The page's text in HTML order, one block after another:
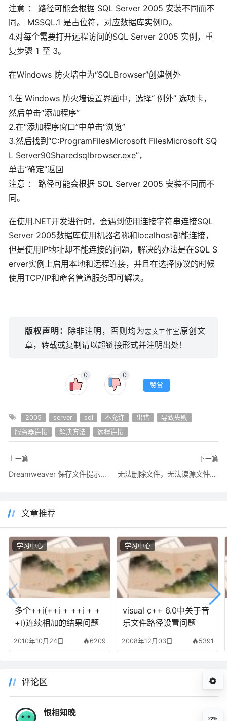
注意 ： 路径可能会根据 SQL Server 2005 安装不同而不
同。 MSSQL.1 是占位符，对应数据库实例ID。
4.对每个需要打开远程访问的SQL Server 2005 实例，重
复步骤 1 至 3。
在Windows 防火墙中为“SQLBrowser”创建例外
1.在 Windows 防火墙设置界面中，选择“ 例外” 选项卡，
然后单击“添加程序”
2.在“添加程序窗口”中单击“浏览”
3.然后找到“C:ProgramFilesMicrosoft FilesMicrosoft SQ
L Server90Sharedsqlbrowser.exe”，
单击“确定”返回
注意 ： 路径可能会根据 SQL Server 2005 安装不同而不
同。
在使用.NET开发进行时，会遇到使用连接字符串连接SQL
Server 2005数据库使用机器名称和localhost都能连接，
但是使用IP地址却不能连接的问题，解决的办法是在SQL S
erver实例上启用本地和远程连接，并且在选择协议的时候
使用TCP/IP和命名管道服务即可解决。
版权声明： 除非注明，否则均为志文工作室 原创文
章，转载或复制请以超链接形式并注明出处！
0
0
赞赏
2005 server sql 不允许 出错
导致失败
服务器连接
解决方法 远程连接
上一篇
Dreamweaver 保存文件提示共享违例问题的原因及解决办法
下一篇
无法删除文件，无法读源文件或磁盘:U盘文件夹乱码无法删除的原因及解决方案
文章推荐
多个++i(++i + ++i + +
+i)连续相加的结果问题
2010年10月24日 6209
学习中心
visual c++ 6.0中关于音
乐文件路径设置问题
2008年12月03日 5391
学习中心
评论区
恨相知晚
22%